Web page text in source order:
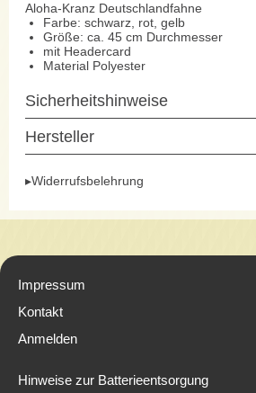
Aloha-Kranz Deutschlandfahne
Farbe: schwarz, rot, gelb
Größe: ca. 45 cm Durchmesser
mit Headercard
Material Polyester
Sicherheitshinweise
Hersteller
▸Widerrufsbelehrung
Impressum
Kontakt
Anmelden
Hinweise zur Batterieentsorgung